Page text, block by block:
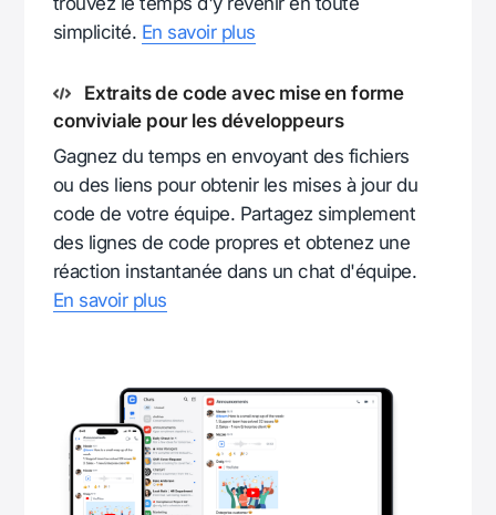
simplicité. En savoir plus
Extraits de code avec mise en forme
conviviale pour les développeurs
Gagnez du temps en envoyant des fichiers
ou des liens pour obtenir les mises à jour du
code de votre équipe. Partagez simplement
des lignes de code propres et obtenez une
réaction instantanée dans un chat d'équipe.
En savoir plus